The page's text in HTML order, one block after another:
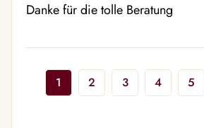
Danke für die tolle Beratung
1 2 3 4 5